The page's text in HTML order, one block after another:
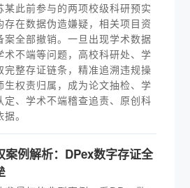
某此前参与的两项校级科研预实
存在数据伪造嫌疑，相关项目资
案全部撤销。一旦出现学术数据
术不端等问题，高校科研处、学
完整存证链条，精准追溯违规操
生权责归属，成为论文抽检、学
定、学术不端稽查追责、原创科
。
案例解析：DPex数字存证全